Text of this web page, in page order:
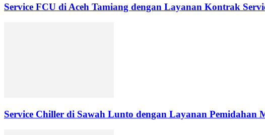
Service FCU di Aceh Tamiang dengan Layanan Kontrak
Service Chiller di Sawah Lunto dengan Layanan Pemidahan